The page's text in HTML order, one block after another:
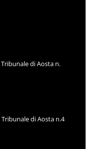
di Aosta n.
di Aosta n.4